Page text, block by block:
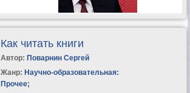
Как читать книги
Автор: Поварнин Сергей
Жанр: Научно-образовательная:
Прочее;